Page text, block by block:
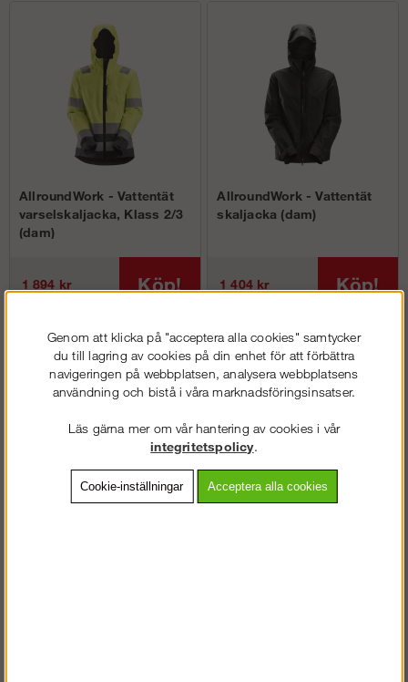
AllroundWork - Vattentät
varselskaljacka, Klass 2/3
(dam)
1 894 kr Köp!
AllroundWork - Vattentät
skaljacka (dam)
1 404 kr Köp!
Genom att klicka på "acceptera alla cookies" samtycker
du till lagring av cookies på din enhet för att förbättra
navigeringen på webbplatsen, analysera webbplatsens
användning och bistå i våra marknadsföringsinsatser.
Läs gärna mer om vår hantering av cookies i vår
integritetspolicy.
Cookie-inställningar Acceptera alla cookies